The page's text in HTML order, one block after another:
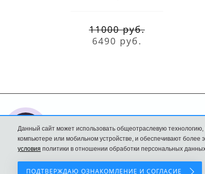
11000 руб.
6490 руб.
Nike интернет
магазин
Доставка и
Политика
Данный сайт может использовать общеотраслевую
компьютере или мобильном устройстве, и обеспечивают
условия политики в отношении обработки персональных
ПОДТВЕРЖДАЮ ОЗНАКОМЛЕНИЕ И СОГЛАСИЕ